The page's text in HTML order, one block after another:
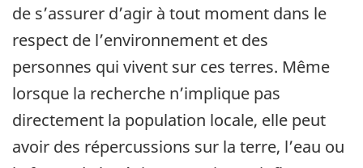
de s’assurer d’agir à tout moment dans le
respect de l’environnement et des
personnes qui vivent sur ces terres. Même
lorsque la recherche n’implique pas
directement la population locale, elle peut
avoir des répercussions sur la terre, l’eau ou